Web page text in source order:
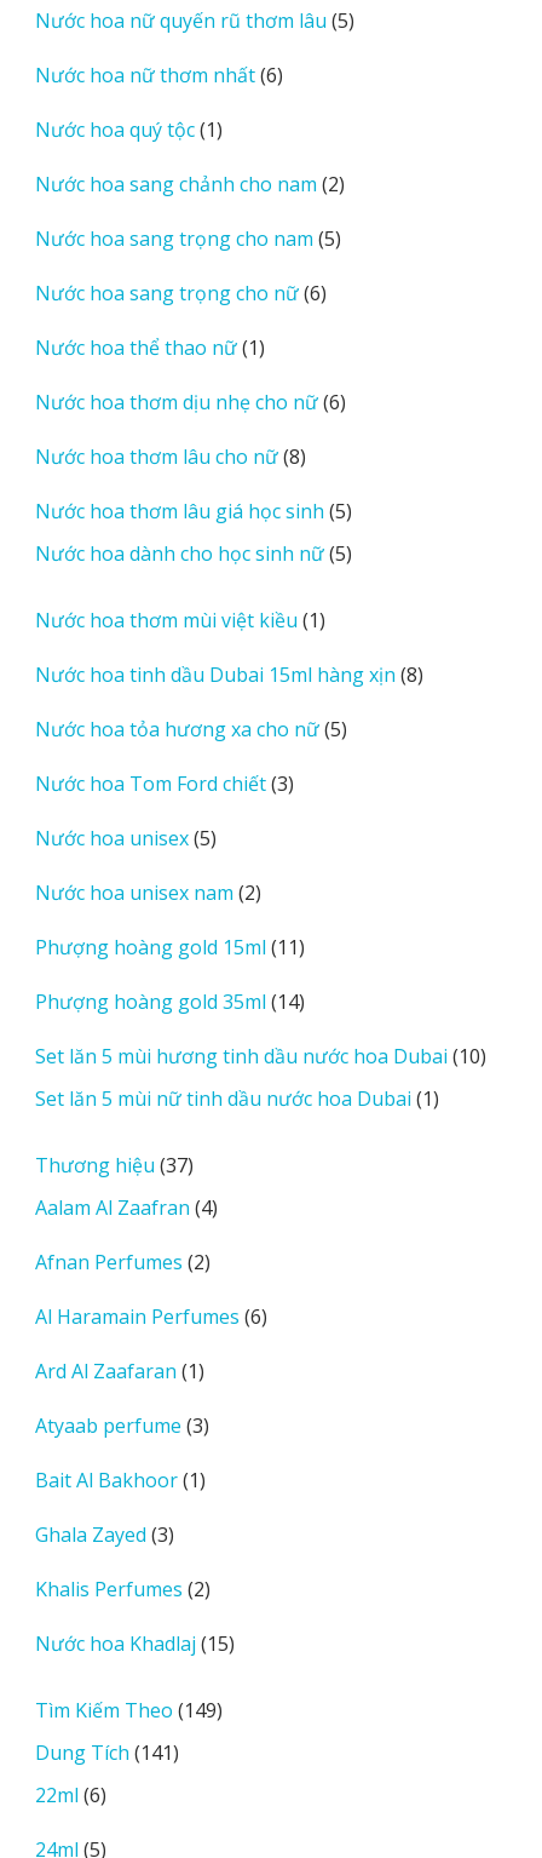
phẩm
Nước hoa nữ quyến rũ thơm lâu 55
Nước hoa nữ thơm nhất 66
Nước hoa quý tộc 11
phẩm
Nước hoa sang chảnh cho nam 22
phẩm
Nước hoa sang trọng cho nam 55
Nước hoa sang trọng cho nữ 66
Nước hoa thể thao nữ 11
phẩm
Nước hoa thơm dịu nhẹ cho nữ 66
Nước hoa thơm lâu cho nữ 88
phẩm
Nước hoa thơm lâu giá học sinh 55
sản
phẩm
Nước hoa dành cho học sinh nữ 55
Nước hoa thơm mùi việt kiều 11
phẩm
Nước hoa tinh dầu Dubai 15ml hàng xịn 88
Nước hoa tỏa hương xa cho nữ 55
Nước hoa Tom Ford chiết 33
Nước hoa unisex 55
phẩm
Nước hoa unisex nam 22
phẩm
Phượng hoàng gold 15ml 1111
phẩm
Phượng hoàng gold 35ml 1414
phẩm
Set lăn 5 mùi hương tinh dầu nước hoa Dubai 1010
Set lăn 5 mùi nữ tinh dầu nước hoa Dubai 11
Thương hiệu 3737
sản
phẩm
Aalam Al Zaafran 44
Afnan Perfumes 22
phẩm
Al Haramain Perfumes 66
Ard Al Zaafaran 11
phẩm
Atyaab perfume 33
phẩm
Bait Al Bakhoor 11
Ghala Zayed 33
phẩm
Khalis Perfumes 22
phẩm
Nước hoa Khadlaj 1515
Tìm Kiếm Theo 149149
Dung Tích 141141
22ml 66
24ml 55